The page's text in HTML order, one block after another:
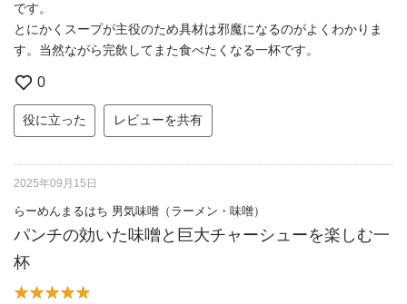
です。
とにかくスープが主役のため具材は邪魔になるのがよくわかりま
す。当然ながら完飲してまた食べたくなる一杯です。
0
役に立った レビューを共有
2025年09月15日
らーめんまるはち 男気味噌（ラーメン・味噌）
パンチの効いた味噌と巨大チャーシューを楽しむ一
杯